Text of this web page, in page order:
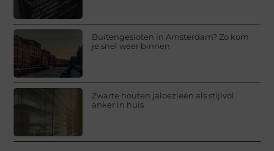
Buitengesloten in Amsterdam? Zo kom
je snel weer binnen
Zwarte houten jaloezieën als stijlvol
anker in huis